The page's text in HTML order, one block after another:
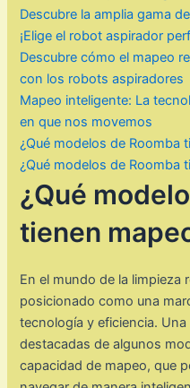
Descubre la amplia gama
¡Elige el robot aspirador
Descubre cómo el mapeo
con los robots aspiradores
Mapeo inteligente: La
en que nos movemos
¿Qué modelos de Roomba
¿Qué modelos de Roomba
¿Qué
tienen
En el mundo de la limpieza
posicionado como una
tecnología y eficiencia.
destacadas de algunos
capacidad de mapeo, que